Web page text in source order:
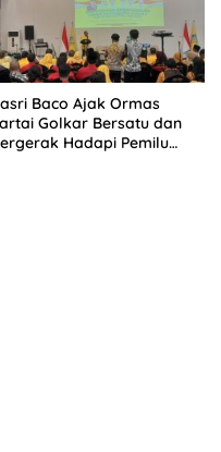
Baco Ajak Ormas
Golkar Bersatu dan
Hadapi Pemilu